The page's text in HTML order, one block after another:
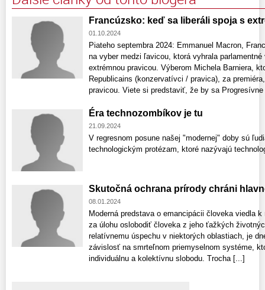
Francúzsko: keď sa liberáli spoja s
01.10.2024
Piateho septembra 2024: Emmanuel Macron,
na vyber medzi ľavicou, ktorá vyhrala
extrémnou pravicou. Výberom Michela Barniera,
Republicains (konzervatívci / pravica), za
pravicou. Viete si predstaviť, že by sa
Éra technozombíkov je tu
21.09.2024
V regresnom posune našej "modernej" doby sú
technologickým protézam, ktoré nazývajú
Skutočná ochrana prírody chráni
08.01.2024
Moderná predstava o emancipácii človeka viedla
za úlohu oslobodiť človeka z jeho ťažkých
relatívnemu úspechu v niektorých oblastiach, je
závislosť na smrteľnom priemyselnom systéme,
individuálnu a kolektívnu slobodu. Trocha [...]